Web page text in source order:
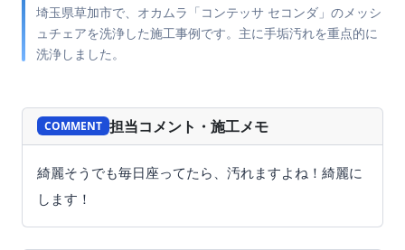
埼玉県草加市で、オカムラ「コンテッサ セコンダ」のメッシ
ュチェアを洗浄した施工事例です。主に手垢汚れを重点的に
洗浄しました。
BEFORE
COMMENT 担当コメント・施工メモ
綺麗そうでも毎日座ってたら、汚れますよね！綺麗に
します！